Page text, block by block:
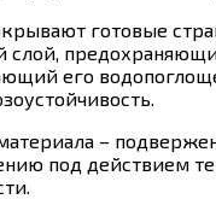
готовые
слой,
его
–
под действием